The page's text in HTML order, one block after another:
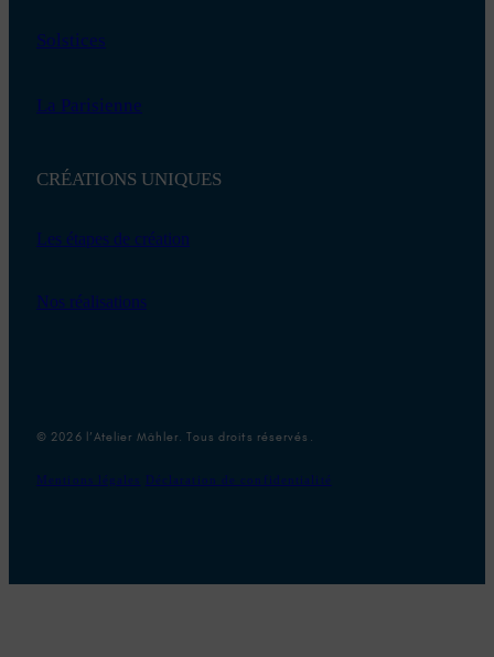
Solstices
La Parisienne
CRÉATIONS UNIQUES
Les étapes de création
Nos réalisations
© 2026 l’Atelier Mähler. Tous droits réservés.
Mentions légales Déclaration de confidentialité